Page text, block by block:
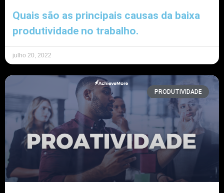
Quais são as principais causas da baixa
produtividade no trabalho.
julho 20, 2022
PRODUTIVIDADE